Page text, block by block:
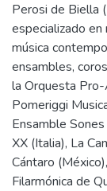
Perosi de Biella
especializado en
música
ensambles,
la Orquesta
Pomeriggi
Ensamble
XX (Italia), La
Cántaro
Filarmónica de